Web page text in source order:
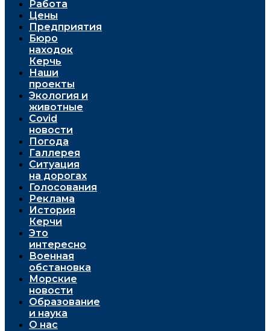
Работа
Цены
Предприятия
Бюро
находок
Керчь
Наши
проекты
Экология и
животные
Covid
новости
Погода
Галлерея
Ситуация
на дорогах
Голосования
Реклама
История
Керчи
Это
интересно
Военная
обстановка
Морские
новости
Образование
и наука
О нас